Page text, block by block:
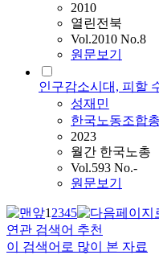
2010
열린전북
Vol.2010 No.8
원문보기
인구감소시대, 피할
성재민
한국노동조합
2023
월간 한국노총
Vol.593 No.-
원문보기
12345
연관 검색어 추천
이 검색어로 많이 본 자료